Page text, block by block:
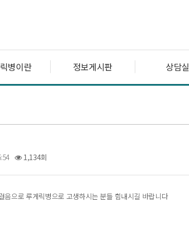
병이란 정보게시판 상담실
1,134회
음으로 루게릭병으로 고생하시는 분들 힘내시길 바랍니다